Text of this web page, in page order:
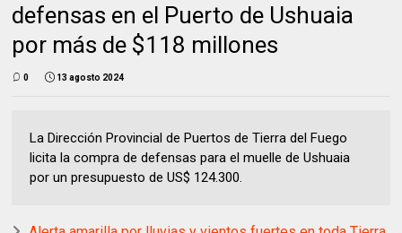
defensas en el Puerto de Ushuaia
por más de $118 millones
0 13 agosto 2024
La Dirección Provincial de Puertos de Tierra del Fuego
licita la compra de defensas para el muelle de Ushuaia
por un presupuesto de US$ 124.300.